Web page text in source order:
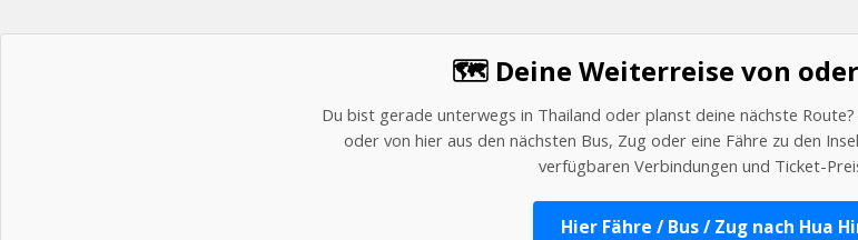
🗺️ Deine Weiterreise von
Du bist gerade unterwegs in Thailand oder planst deine nächste
oder von hier aus den nächsten Bus, Zug oder eine Fähre zu den
verfügbaren Verbindungen und Ticket-
Hier Fähre / Bus / Zug nach Hua